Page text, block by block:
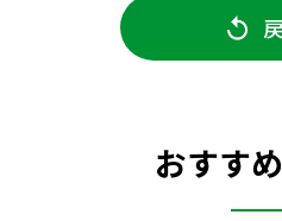
おすす